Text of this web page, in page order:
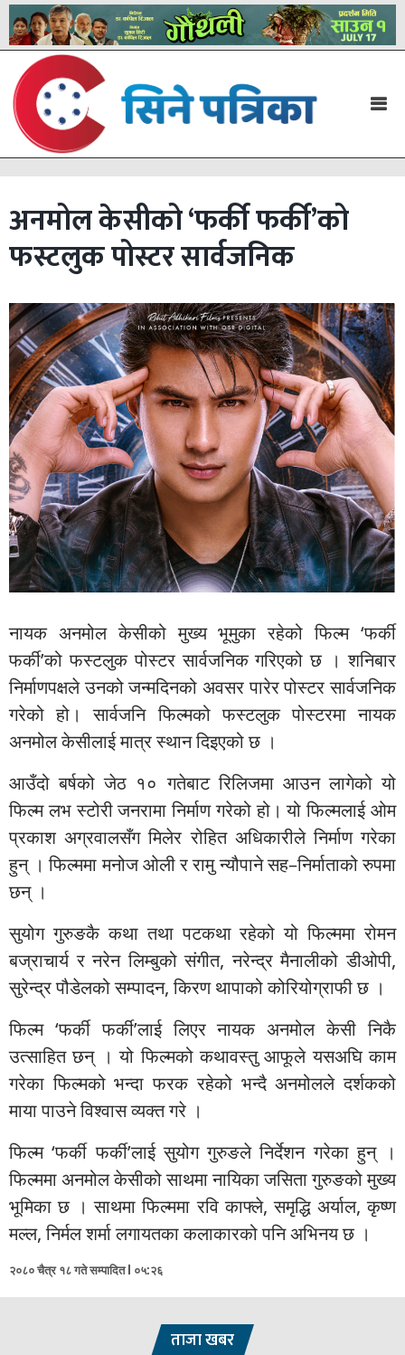
अनमोल केसीको ‘फर्की फर्की’को
फस्टलुक पोस्टर सार्वजनिक
नायक अनमोल केसीको मुख्य भूमुका रहेको फिल्म ‘फर्की
फर्की’को फस्टलुक पोस्टर सार्वजनिक गरिएको छ । शनिबार
निर्माणपक्षले उनको जन्मदिनको अवसर पारेर पोस्टर सार्वजनिक
गरेको हो। सार्वजनि फिल्मको फस्टलुक पोस्टरमा नायक
अनमोल केसीलाई मात्र स्थान दिइएको छ ।
आउँदो बर्षको जेठ १० गतेबाट रिलिजमा आउन लागेको यो
फिल्म लभ स्टोरी जनरामा निर्माण गरेको हो। यो फिल्मलाई ओम
प्रकाश अग्रवालसँग मिलेर रोहित अधिकारीले निर्माण गरेका
हुन् । फिल्ममा मनोज ओली र रामु न्यौपाने सह–निर्माताको रुपमा
छन् ।
सुयोग गुरुङकै कथा तथा पटकथा रहेको यो फिल्ममा रोमन
बज्राचार्य र नरेन लिम्बुको संगीत, नरेन्द्र मैनालीको डीओपी,
सुरेन्द्र पौडेलको सम्पादन, किरण थापाको कोरियोग्राफी छ ।
फिल्म ‘फर्की फर्की’लाई लिएर नायक अनमोल केसी निकै
उत्साहित छन् । यो फिल्मको कथावस्तु आफूले यसअघि काम
गरेका फिल्मको भन्दा फरक रहेको भन्दै अनमोलले दर्शकको
माया पाउने विश्वास व्यक्त गरे ।
फिल्म ‘फर्की फर्की’लाई सुयोग गुरुङले निर्देशन गरेका हुन् ।
फिल्ममा अनमोल केसीको साथमा नायिका जसिता गुरुङको मुख्य
भूमिका छ । साथमा फिल्ममा रवि काफ्ले, समृद्धि अर्याल, कृष्ण
मल्ल, निर्मल शर्मा लगायतका कलाकारको पनि अभिनय छ ।
२०८० चैत्र १८ गते सम्पादित l ०५:२६
ताजा खबर